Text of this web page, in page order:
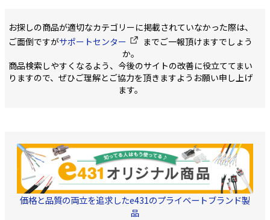
お探しの商品が適切なカテゴリーに掲載されていなかった際は、
ご面倒ですがサポートセンター
までご一報頂けますでしょう
か。
商品検索しやすくなるよう、今後のサイトの改善に役立ててまい
りますので、ぜひご理解とご協力を頂きますようお願い申し上げ
ます。
価格と品質の両立を追求したe431のプライベートブランド製
品